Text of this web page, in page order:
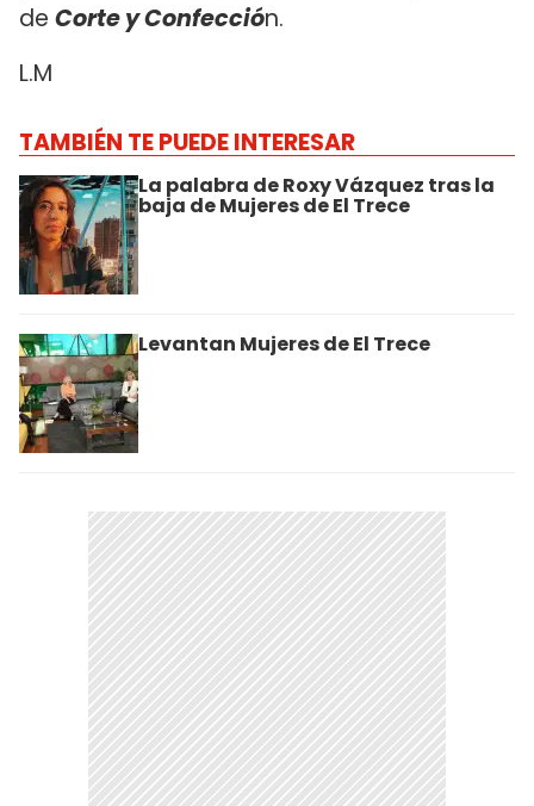
de Corte y Confección.
L.M
TAMBIÉN TE PUEDE INTERESAR
La palabra de Roxy Vázquez tras la
baja de Mujeres de El Trece
Levantan Mujeres de El Trece